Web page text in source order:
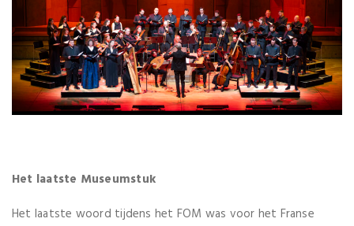
Het laatste Museumstuk
Het laatste woord tijdens het FOM was voor het Franse